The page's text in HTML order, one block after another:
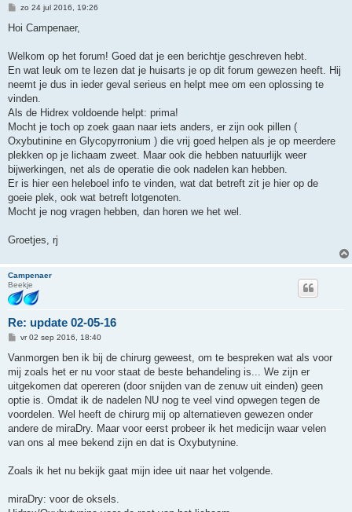
B
r
h
zo 24 jul 2016, 19:26
Hoi Campenaer,
Welkom op het forum! Goed dat je een berichtje geschreven hebt.
En wat leuk om te lezen dat je huisarts je op dit forum gewezen heeft. Hij
neemt je dus in ieder geval serieus en helpt mee om een oplossing te
vinden.
Als de Hidrex voldoende helpt: prima!
Mocht je toch op zoek gaan naar iets anders, er zijn ook pillen (
Oxybutinine en Glycopyrronium ) die vrij goed helpen als je op meerdere
plekken op je lichaam zweet. Maar ook die hebben natuurlijk weer
bijwerkingen, net als de operatie die ook nadelen kan hebben.
Er is hier een heleboel info te vinden, wat dat betreft zit je hier op de
goeie plek, ook wat betreft lotgenoten.
Mocht je nog vragen hebben, dan horen we het wel.
Groetjes, rj
Campenaer
Beekje
Re: update 02-05-16
B
r
c
h
vr 02 sep 2016, 18:40
Vanmorgen ben ik bij de chirurg geweest, om te bespreken wat als voor
mij zoals het er nu voor staat de beste behandeling is... We zijn er
uitgekomen dat opereren (door snijden van de zenuw uit einden) geen
optie is. Omdat ik de nadelen NU nog te veel vind opwegen tegen de
voordelen. Wel heeft de chirurg mij op alternatieven gewezen onder
andere de miraDry. Maar voor eerst probeer ik het medicijn waar velen
van ons al mee bekend zijn en dat is Oxybutynine.
Zoals ik het nu bekijk gaat mijn idee uit naar het volgende.
miraDry: voor de oksels.